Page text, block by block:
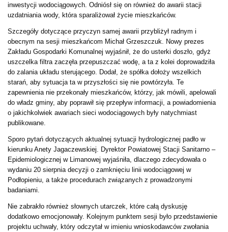
inwestycji wodociągowych. Odniósł się on również do awarii stacji
uzdatniania wody, która sparaliżował życie mieszkańców.
Szczegóły dotyczące przyczyn samej awarii przybliżył radnym i
obecnym na sesji mieszkańcom Michał Grzeszczuk. Nowy prezes
Zakładu Gospodarki Komunalnej wyjaśnił, że do usterki doszło, gdyż
uszczelka filtra zaczęła przepuszczać wodę, a ta z kolei doprowadziła
do zalania układu sterującego. Dodał, że spółka dołoży wszelkich
starań, aby sytuacja ta w przyszłości się nie powtórzyła. Te
zapewnienia nie przekonały mieszkańców, którzy, jak mówili, apelowali
do władz gminy, aby poprawił się przepływ informacji, a powiadomienia
o jakichkolwiek awariach sieci wodociągowych były natychmiast
publikowane.
Sporo pytań dotyczących aktualnej sytuacji hydrologicznej padło w
kierunku Anety Jagaczewskiej. Dyrektor Powiatowej Stacji Sanitarno –
Epidemiologicznej w Limanowej wyjaśniła, dlaczego zdecydowała o
wydaniu 20 sierpnia decyzji o zamknięciu linii wodociągowej w
Podłopieniu, a także procedurach związanych z prowadzonymi
badaniami.
Nie zabrakło również słownych utarczek, które całą dyskusję
dodatkowo emocjonowały. Kolejnym punktem sesji było przedstawienie
projektu uchwały, który odczytał w imieniu wnioskodawców zwołania